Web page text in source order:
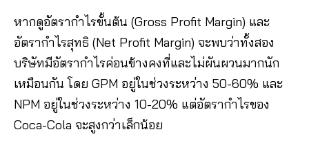
หากดูอัตรากำไรขั้นต้น (Gross Profit Margin) และ
อัตรากำไรสุทธิ (Net Profit Margin) จะพบว่าทั้งสอง
บริษัทมีอัตรากำไรค่อนข้างคงที่และไม่ผันผวนมากนัก
เหมือนกัน โดย GPM อยู่ในช่วงระหว่าง 50-60% และ
NPM อยู่ในช่วงระหว่าง 10-20% แต่อัตรากำไรของ
Coca-Cola จะสูงกว่าเล็กน้อย